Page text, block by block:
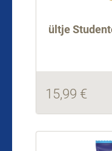
ültje
15,99 €